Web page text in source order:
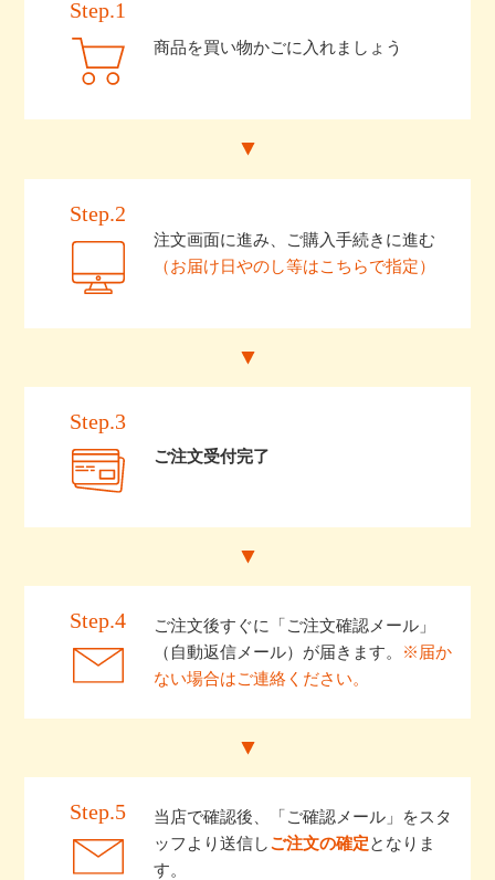
Step.1
商品を買い物かごに入れましょう
Step.2
注文画面に進み、ご購入手続きに進む
（お届け日やのし等はこちらで指定）
Step.3
ご注文受付完了
Step.4
ご注文後すぐに「ご注文確認メール」
（自動返信メール）が届きます。
※届か
ない場合はご連絡ください。
Step.5
当店で確認後、「ご確認メール」をスタ
ッフより送信しご注文の確定となりま
す。